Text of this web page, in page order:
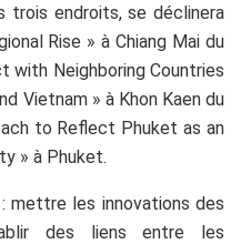
trois endroits, se déclinera
Rise » à Chiang Mai du
with Neighboring Countries
Vietnam » à Khon Kaen du
to Reflect Phuket as an
» à Phuket.
mettre les innovations des
des liens entre les